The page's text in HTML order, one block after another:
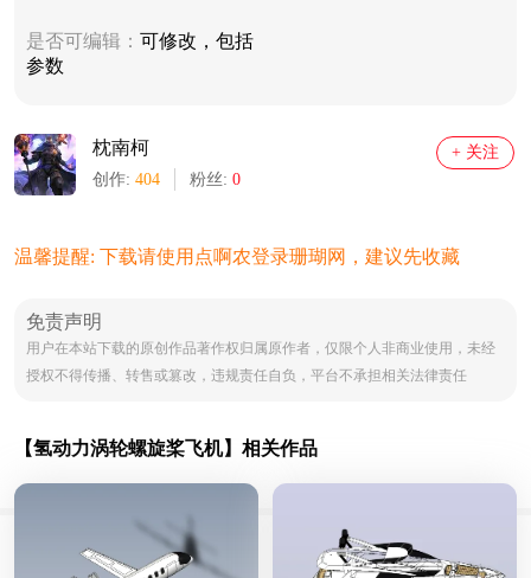
是否可编辑： 可修改，包括
参数
枕南柯
创作: 404 粉丝: 0
+ 关注
温馨提醒: 下载请使用点啊农登录珊瑚网，建议先收藏
免责声明
用户在本站下载的原创作品著作权归属原作者，仅限个人非商业使用，未经
授权不得传播、转售或篡改，违规责任自负，平台不承担相关法律责任
【氢动力涡轮螺旋桨飞机】相关作品